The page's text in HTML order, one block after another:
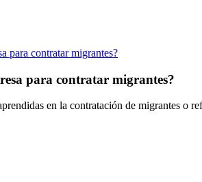
para contratar migrantes?
para contratar migrantes?
en la contratación de migrantes o